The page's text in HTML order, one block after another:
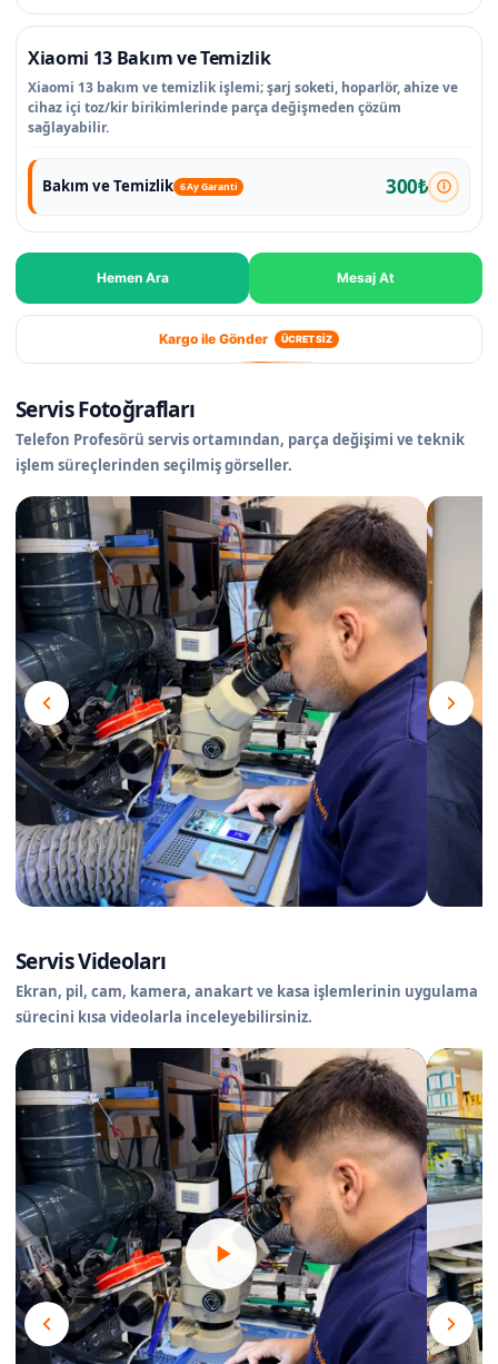
Xiaomi 13 Bakım ve Temizlik
Xiaomi 13 bakım ve temizlik işlemi; şarj soketi, hoparlör, ahize ve
cihaz içi toz/kir birikimlerinde parça değişmeden çözüm
sağlayabilir.
Bakım ve Temizlik 6 Ay Garanti 300₺
Hemen Ara Mesaj At
Kargo ile Gönder ÜCRETSİZ
Servis Fotoğrafları
Telefon Profesörü servis ortamından, parça değişimi ve teknik
işlem süreçlerinden seçilmiş görseller.
Servis Videoları
Ekran, pil, cam, kamera, anakart ve kasa işlemlerinin uygulama
sürecini kısa videolarla inceleyebilirsiniz.